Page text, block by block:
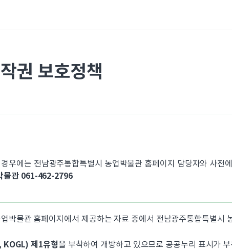
권 보호정책
우에는 전남광주통합특별시 농업박물관 홈페이지 담당자와 사전
물관 061-462-2796
물관 홈페이지에서 제공하는 자료 중에서 전남광주통합특별시
KOGL) 제1유형을 부착하여 개방하고 있으므로 공공누리 표시가